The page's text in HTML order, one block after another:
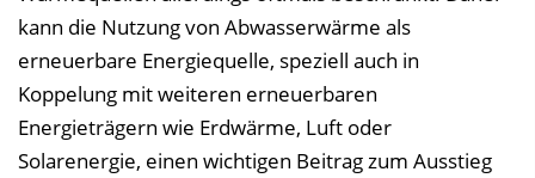
kann die Nutzung von Abwasserwärme als
erneuerbare Energiequelle, speziell auch in
Koppelung mit weiteren erneuerbaren
Energieträgern wie Erdwärme, Luft oder
Solarenergie, einen wichtigen Beitrag zum Ausstieg